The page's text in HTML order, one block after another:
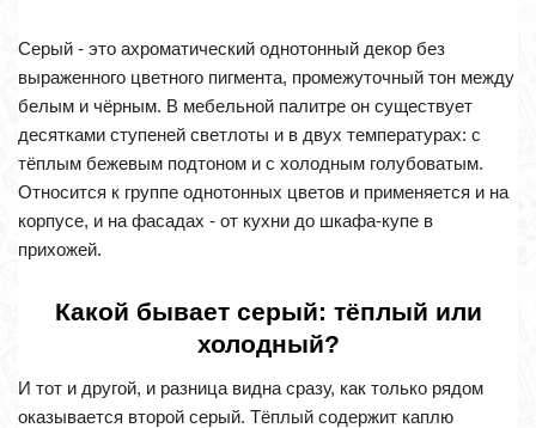
Серый - это ахроматический однотонный декор без
выраженного цветного пигмента, промежуточный тон между
белым и чёрным. В мебельной палитре он существует
десятками ступеней светлоты и в двух температурах: с
тёплым бежевым подтоном и с холодным голубоватым.
Относится к группе однотонных цветов и применяется и на
корпусе, и на фасадах - от кухни до шкафа-купе в
прихожей.
Какой бывает серый: тёплый или
холодный?
И тот и другой, и разница видна сразу, как только рядом
оказывается второй серый. Тёплый содержит каплю